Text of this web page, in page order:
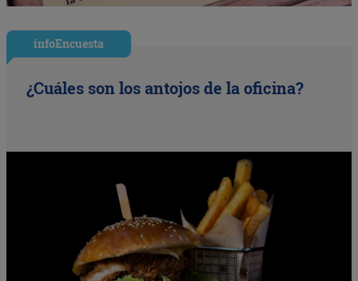
infoEncuesta
¿Cuáles son los antojos de la oficina?